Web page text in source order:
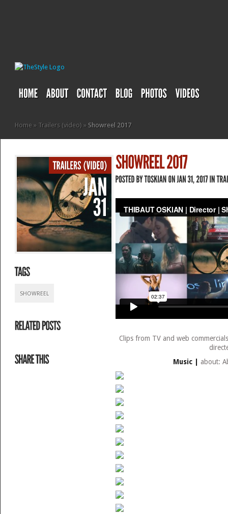
Home » Trailers (video) » Showreel 2017
SHOWREEL
Clips from TV and web
Music |
about: